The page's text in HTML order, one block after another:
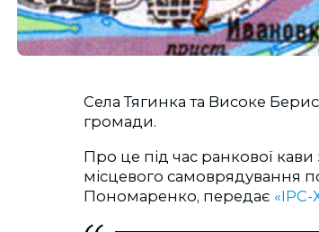
Села Тягинка та Високе
громади.
Про це під час ранкової
місцевого самоврядування
Пономаренко, передає